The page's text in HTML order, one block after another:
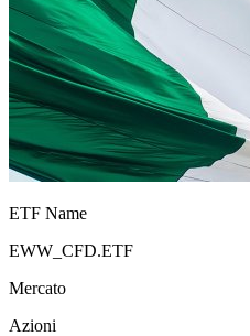
ETF Name
EWW_CFD.ETF
Mercato
Azioni